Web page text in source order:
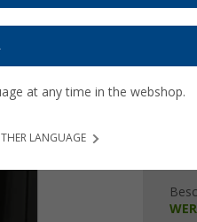
at any time in the webshop.
LANGUAGE